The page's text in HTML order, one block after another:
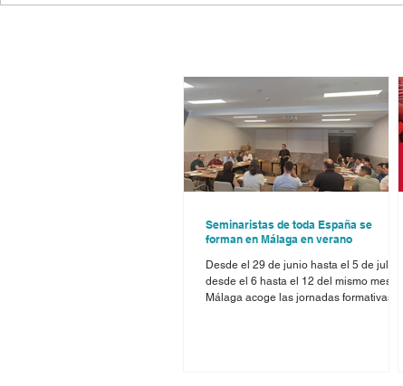
Seminaristas de toda España se
forman en Málaga en verano
Desde el 29 de junio hasta el 5 de julio, y
desde el 6 hasta el 12 del mismo mes,
Málaga acoge las jornadas formativas